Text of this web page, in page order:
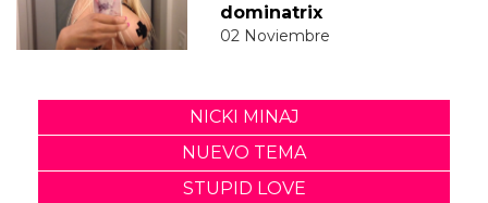
dominatrix
02 Noviembre
NICKI MINAJ
NUEVO TEMA
STUPID LOVE